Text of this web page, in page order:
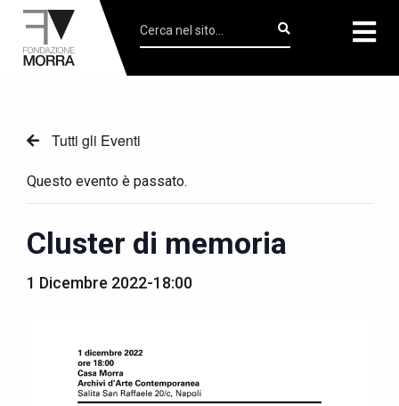
Tutti gli Eventi
Questo evento è passato.
Cluster di memoria
1 Dicembre 2022-18:00